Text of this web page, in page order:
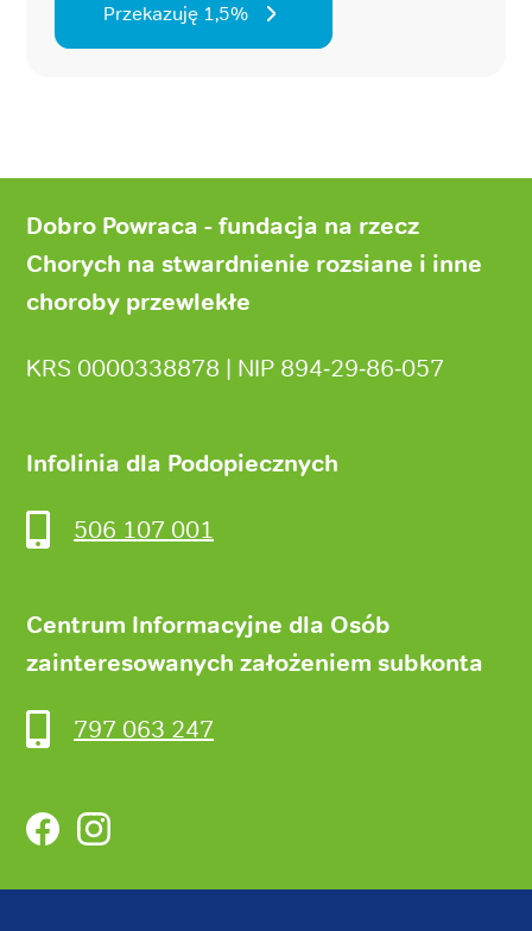
Przekazuję 1,5%
stronyDobro Powraca - fundacja na rzecz
Chorych na stwardnienie rozsiane i inne
choroby przewlekłe
KRS 0000338878 | NIP 894‑29‑86‑057
Infolinia dla Podopiecznych
506 107 001
Centrum Informacyjne dla Osób
zainteresowanych założeniem subkonta
797 063 247
FacebookInstagram